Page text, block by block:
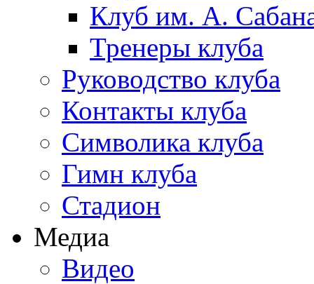
Клуб им. А.
Тренеры клуба
Руководство клуба
Контакты клуба
Символика клуба
Гимн клуба
Стадион
Медиа
Видео